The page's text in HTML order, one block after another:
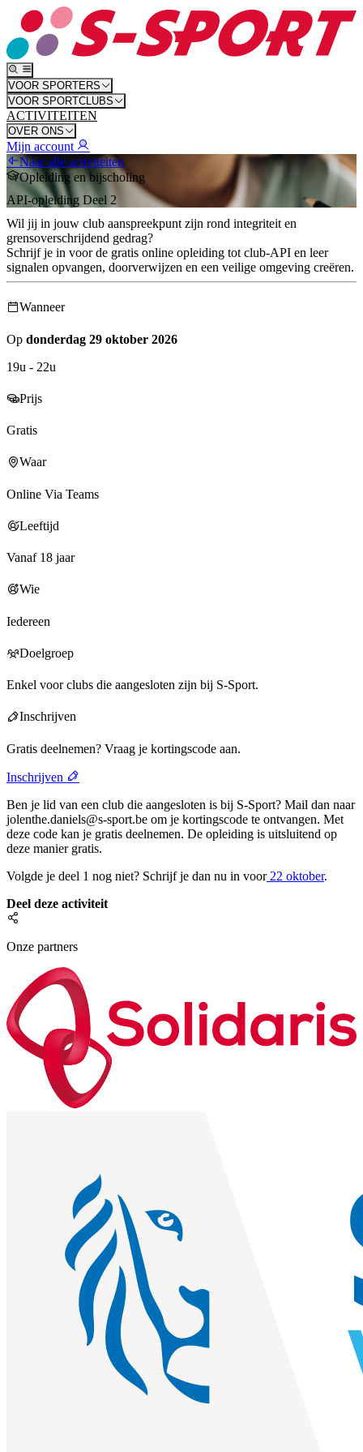
VOOR SPORTERS
VOOR SPORTCLUBS
ACTIVITEITEN
OVER ONS
Mijn account
Naar alle activiteiten
Opleiding en bijscholing
API-opleiding Deel 2
Wil jij in jouw club aanspreekpunt zijn rond integriteit en
grensoverschrijdend gedrag?
Schrijf je in voor de gratis online opleiding tot club-API en leer
signalen opvangen, doorverwijzen en een veilige omgeving creëren.
Wanneer
Op donderdag 29 oktober 2026
19u - 22u
Prijs
Gratis
Waar
Online Via Teams
Leeftijd
Vanaf 18 jaar
Wie
Iedereen
Doelgroep
Enkel voor clubs die aangesloten zijn bij S-Sport.
Inschrijven
Gratis deelnemen? Vraag je kortingscode aan.
Inschrijven
Ben je lid van een club die aangesloten is bij S-Sport? Mail dan naar
jolenthe.daniels@s-sport.be om je kortingscode te ontvangen. Met
deze code kan je gratis deelnemen. De opleiding is uitsluitend op
deze manier gratis.
Volgde je deel 1 nog niet? Schrijf je dan nu in voor22 oktober.
Deel deze activiteit
Onze partners